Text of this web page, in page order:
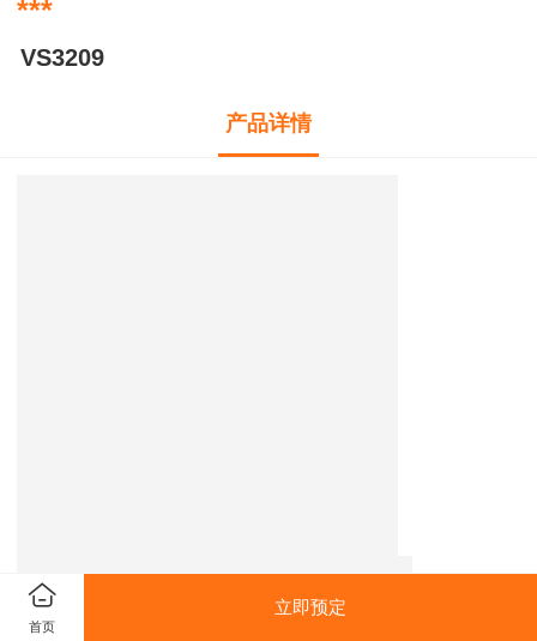
***
VS3209
产品详情
首页
立即预定